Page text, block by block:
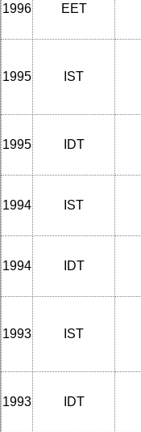
1996 EET
1995 IST
1995 IDT
1994 IST
1994 IDT
1993 IST
1993 IDT